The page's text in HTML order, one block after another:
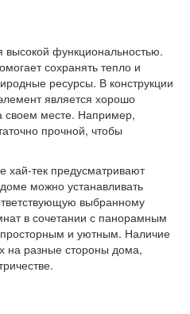
функциональностью.
сохранять тепло и
ресурсы. В конструкции
является хорошо
своем месте. Например,
прочной, чтобы
хай-тек предусматривают
можно устанавливать
выбранному
в сочетании с панорамным
и уютным. Наличие
на разные стороны дома,